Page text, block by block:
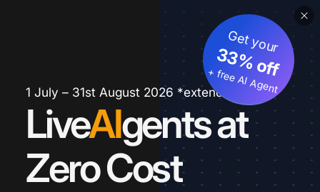
1 July – 31st August 2026 *extended
LiveAIgents at
Zero Cost
Get your
33% off
+ free AI Agent